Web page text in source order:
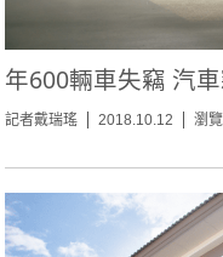
年600輛車失竊 汽
記者戴瑞瑤 2018.10.12 瀏